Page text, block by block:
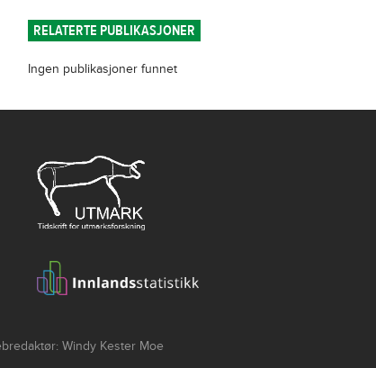
RELATERTE PUBLIKASJONER
Ingen publikasjoner funnet
Windy Kester Moe